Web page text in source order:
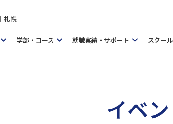
札幌
学部・コース 就職実績・サポート スクー
イベ